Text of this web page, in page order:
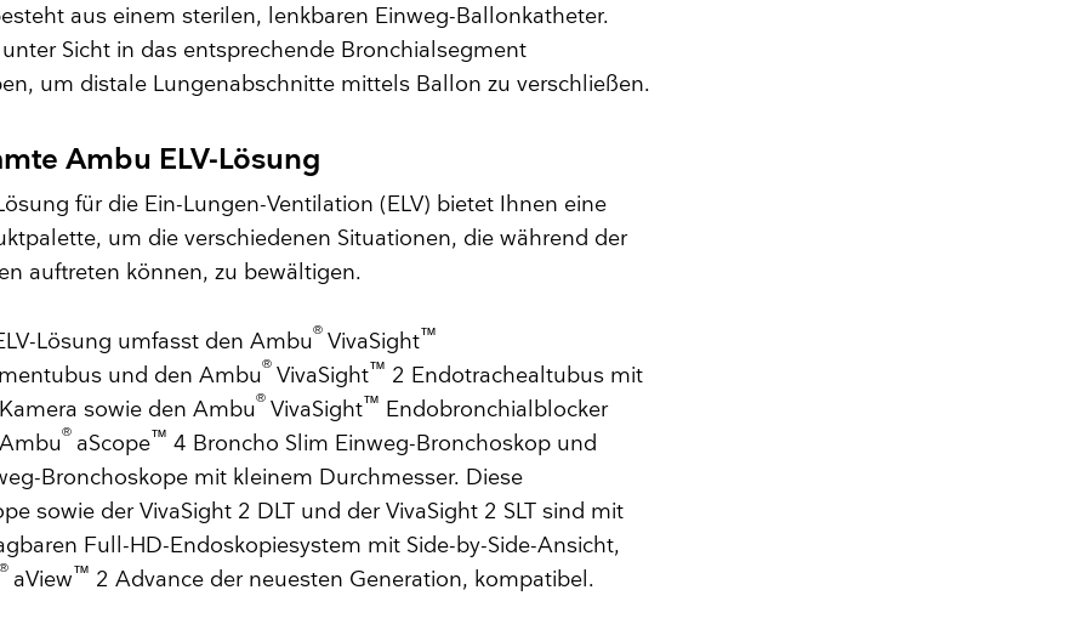
aus einem sterilen, lenkbaren Einweg-Ballonkatheter.
Sicht in das entsprechende Bronchialsegment
um distale Lungenabschnitte mittels Ballon zu verschließen.​
Ambu ELV-Lösung
für die Ein-Lungen-Ventilation (ELV) bietet Ihnen eine
um die verschiedenen Situationen, die während der
auftreten können, zu bewältigen.
Lösung umfasst den Ambu® VivaSight™
und den Ambu® VivaSight™ 2 Endotrachealtubus mit
sowie den Ambu® VivaSight™ Endobronchialblocker
® aScope™ 4 Broncho Slim Einweg-Bronchoskop und
Bronchoskope mit kleinem Durchmesser. Diese
sowie der VivaSight 2 DLT und der VivaSight 2 SLT sind mit
Full-HD-Endoskopiesystem mit Side-by-Side-Ansicht,
aView™ 2 Advance der neuesten Generation, kompatibel.​